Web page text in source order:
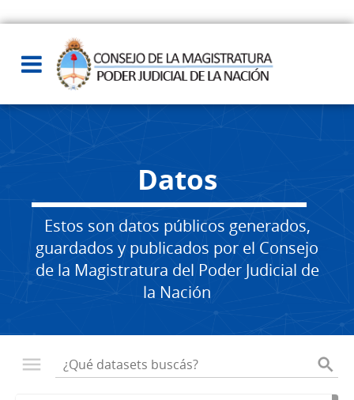
Datos
Estos son datos públicos generados,
guardados y publicados por el Consejo
de la Magistratura del Poder Judicial de
la Nación